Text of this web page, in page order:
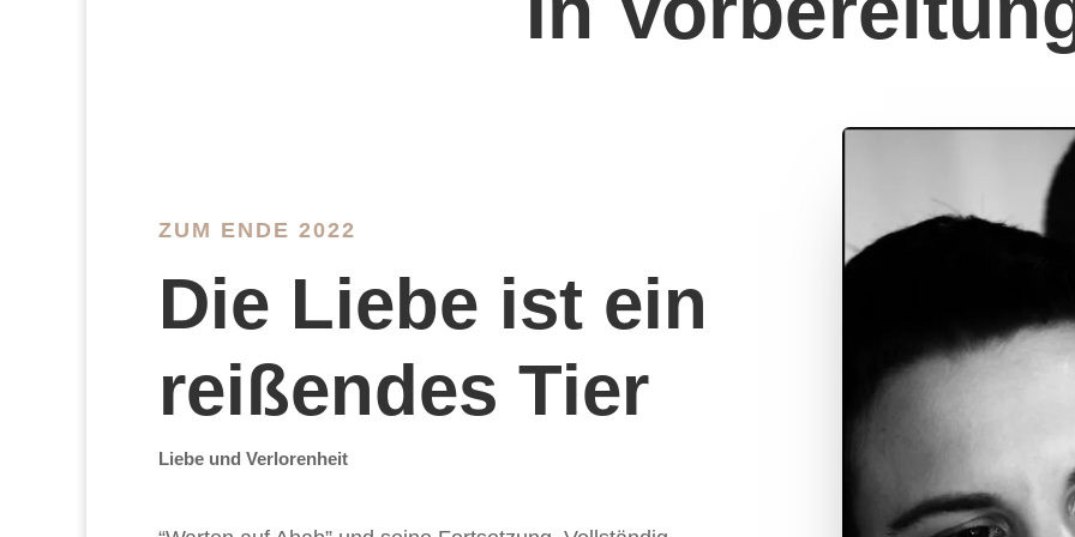
ZUM ENDE 2022
Die Liebe ist ein
reißendes Tier
Liebe und Verlorenheit